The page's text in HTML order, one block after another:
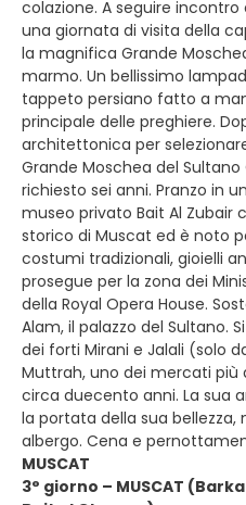
colazione. A seguire
una giornata di visita della
la magnifica Grande
marmo. Un bellissimo
tappeto persiano fatto a
principale delle preghiere.
architettonica per
Grande Moschea del
richiesto sei anni. Pranzo in
museo privato Bait Al Zubair
storico di Muscat ed è noto
costumi tradizionali, gioielli
prosegue per la zona dei
della Royal Opera House.
Alam, il palazzo del Sultano.
dei forti Mirani e Jalali (solo
Muttrah, uno dei mercati più
circa duecento anni. La sua
la portata della sua bellezza,
albergo. Cena e
MUSCAT
3° giorno – MUSCAT